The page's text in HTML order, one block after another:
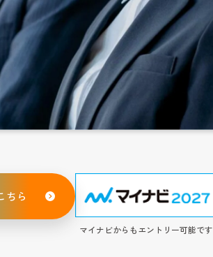
ちら
マイナビからもエントリー可能です